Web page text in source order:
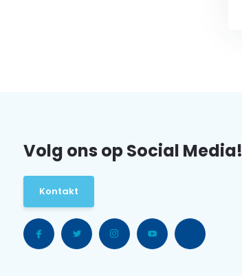
Volg ons op Social Media!
Kontakt